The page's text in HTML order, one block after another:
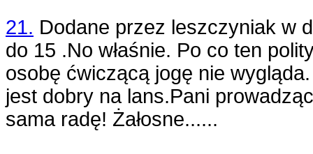
21. Dodane przez leszczyniak w
do 15 .No właśnie. Po co ten
osobę ćwiczącą jogę nie
jest dobry na lans.Pani
sama radę! Żałosne......